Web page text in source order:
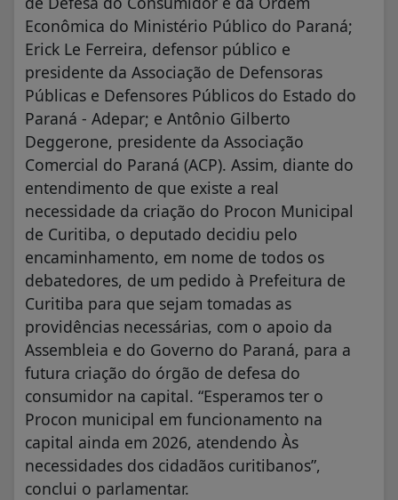
Econômica do Ministério Público do Paraná;
Erick Le Ferreira, defensor público e
presidente da Associação de Defensoras
Públicas e Defensores Públicos do Estado do
Paraná - Adepar; e Antônio Gilberto
Deggerone, presidente da Associação
Comercial do Paraná (ACP). Assim, diante do
entendimento de que existe a real
necessidade da criação do Procon Municipal
de Curitiba, o deputado decidiu pelo
encaminhamento, em nome de todos os
debatedores, de um pedido à Prefeitura de
Curitiba para que sejam tomadas as
providências necessárias, com o apoio da
Assembleia e do Governo do Paraná, para a
futura criação do órgão de defesa do
consumidor na capital. “Esperamos ter o
Procon municipal em funcionamento na
capital ainda em 2026, atendendo Às
necessidades dos cidadãos curitibanos”,
conclui o parlamentar.